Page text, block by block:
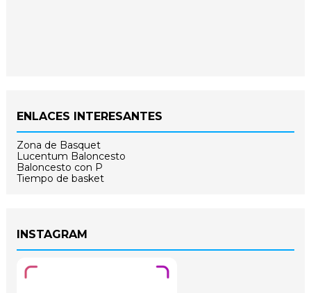
ENLACES INTERESANTES
Zona de Basquet
Lucentum Baloncesto
Baloncesto con P
Tiempo de basket
INSTAGRAM